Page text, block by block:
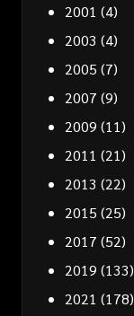
2001 (4)
2003 (4)
2005 (7)
2007 (9)
2009 (11)
2011 (21)
2013 (22)
2015 (25)
2017 (52)
2019 (133)
2021 (178)